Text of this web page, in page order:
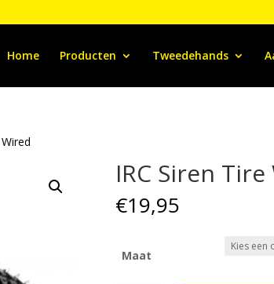
Home Producten Tweedehands
IRC Siren
€19,95
Maat